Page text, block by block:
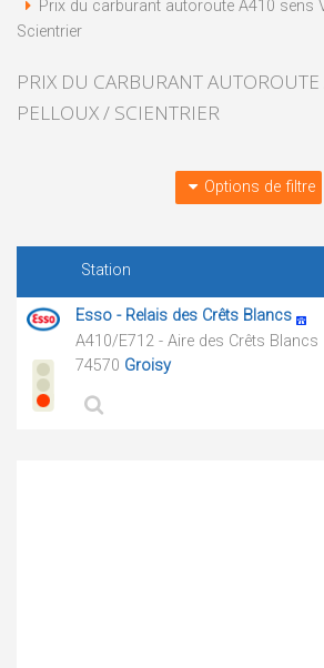
Prix du carburant autoroute A410 sens
Scientrier
PRIX DU CARBURANT
PELLOUX / SCIENTRIER
Options de filtre
Station
Esso - Relais des Crêts Blancs
A410/E712 - Aire des Crêts Blancs
74570 Groisy